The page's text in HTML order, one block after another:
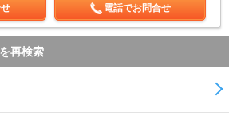
電話でお問合せ
再検索